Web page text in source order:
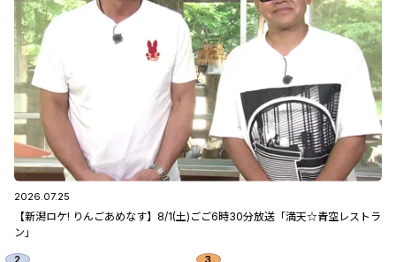
2026.07.25
【新潟ロケ! りんごあめなす】8/1(土)ごご6時30分放送「満天☆青空レストラ
ン」